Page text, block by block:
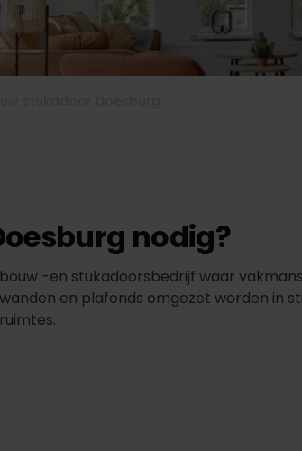
nodig?
-en stukadoorsbedrijf waar
en plafonds omgezet worden in